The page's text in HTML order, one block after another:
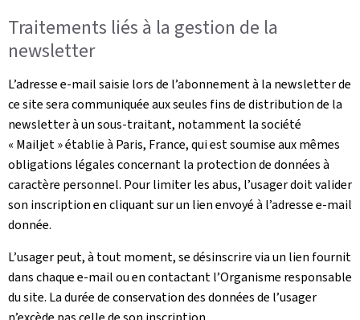
Traitements liés à la gestion de la
newsletter
L’adresse e-mail saisie lors de l’abonnement à la newsletter de
ce site sera communiquée aux seules fins de distribution de la
newsletter à un sous-traitant, notamment la société
« Mailjet » établie à Paris, France, qui est soumise aux mêmes
obligations légales concernant la protection de données à
caractère personnel. Pour limiter les abus, l’usager doit valider
son inscription en cliquant sur un lien envoyé à l’adresse e-mail
donnée.
L’usager peut, à tout moment, se désinscrire via un lien fournit
dans chaque e-mail ou en contactant l’Organisme responsable
du site. La durée de conservation des données de l’usager